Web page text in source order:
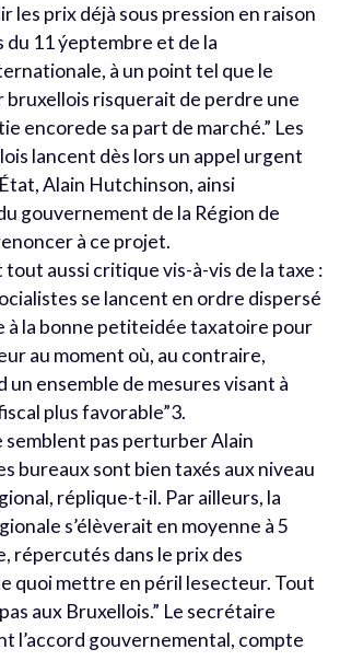
les prix déjà sous pression en raison
11 ýeptembre et de la
à un point tel que le
risquerait de perdre une
encorede sa part de marché.” Les
lancent dès lors un appel urgent
Alain Hutchinson, ainsi
gouvernement de la Région de
à ce projet.
tout aussi critique vis-à-vis de la taxe :
se lancent en ordre dispersé
à la bonne petiteidée taxatoire pour
au moment où, au contraire,
un ensemble de mesures visant à
plus favorable”3.
semblent pas perturber Alain
bureaux sont bien taxés aux niveau
réplique-t-il. Par ailleurs, la
s’élèverait en moyenne à 5
répercutés dans le prix des
quoi mettre en péril lesecteur. Tout
aux Bruxellois.” Le secrétaire
l’accord gouvernemental, compte